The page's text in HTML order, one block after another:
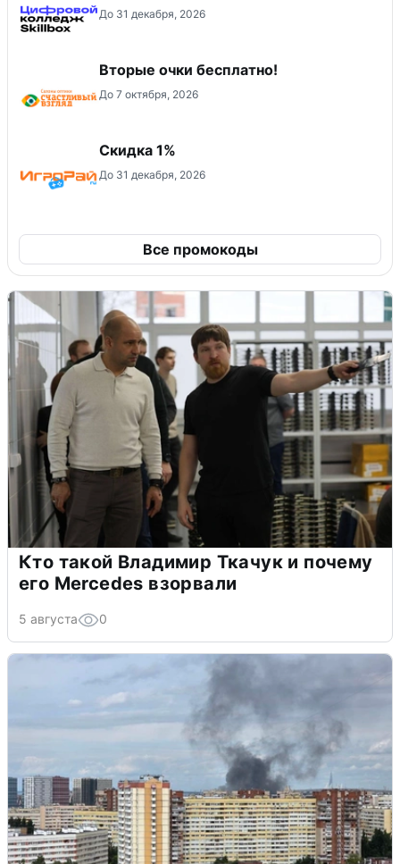
До 31 декабря, 2026
Вторые очки бесплатно!
До 7 октября, 2026
Скидка 1%
До 31 декабря, 2026
Все промокоды
Кто такой Владимир Ткачук и почему
его Mercedes взорвали
5 августа 0